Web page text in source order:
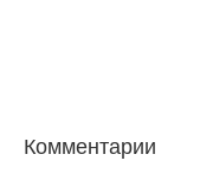
Комментарии